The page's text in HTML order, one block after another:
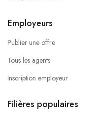
Employeurs
Publier une offre
Tous les agents
Inscription employeur
Filières populaires